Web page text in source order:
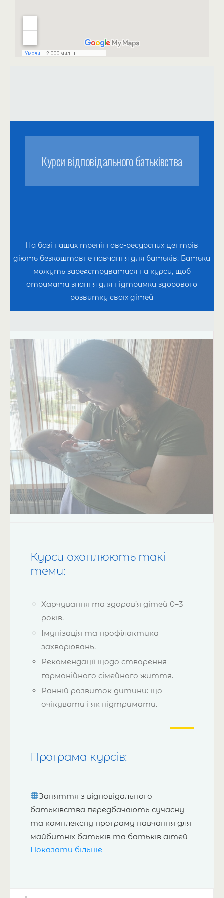
Курси відповідального батьківства
На базі наших тренінгово-ресурсних центрів
діють безкоштовне навчання для батьків. Батьки
можуть зареєструватися на курси, щоб
отримати знання для підтримки здорового
розвитку своїх дітей
Курси охоплюють такі
теми:
Харчування та здоров’я дітей 0–3
років.
Імунізація та профілактика
захворювань.
Рекомендації щодо створення
гармонійного сімейного життя.
Ранній розвиток дитини: що
очікувати і як підтримати.
Програма курсів:
Заняття з відповідального
батьківства передбачають сучасну
та комплексну програму навчання для
майбутніх батьків та батьків дітей
від 0 до 3 років. Наша мета –
Показати більше